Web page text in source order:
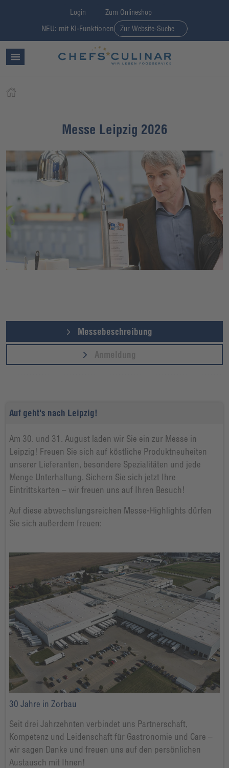
Login Zum Onlineshop
NEU: mit KI-Funktionen Zur Website-Suche
Messe Leipzig 2026
Messebeschreibung
Anmeldung
Auf geht's nach Leipzig!
Am 30. und 31. August laden wir Sie ein zur Messe in
Leipzig! Freuen Sie sich auf köstliche Produktneuheiten
unserer Lieferanten, besondere Spezialitäten und jede
Menge Unterhaltung. Sichern Sie sich jetzt Ihre
Eintrittskarten – wir freuen uns auf Ihren Besuch!
Auf diese abwechslungsreichen Messe-Highlights dürfen
Sie sich außerdem freuen:
30 Jahre in Zorbau
Seit drei Jahrzehnten verbindet uns Partnerschaft,
Kompetenz und Leidenschaft für Gastronomie und Care –
wir sagen Danke und freuen uns auf den persönlichen
Austausch mit Ihnen!